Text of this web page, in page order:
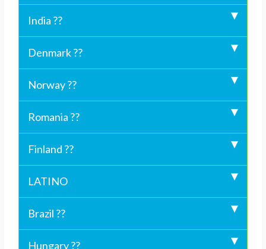
India ??
Denmark ??
Norway ??
Romania ??
Finland ??
LATINO
Brazil ??
Hungary ??